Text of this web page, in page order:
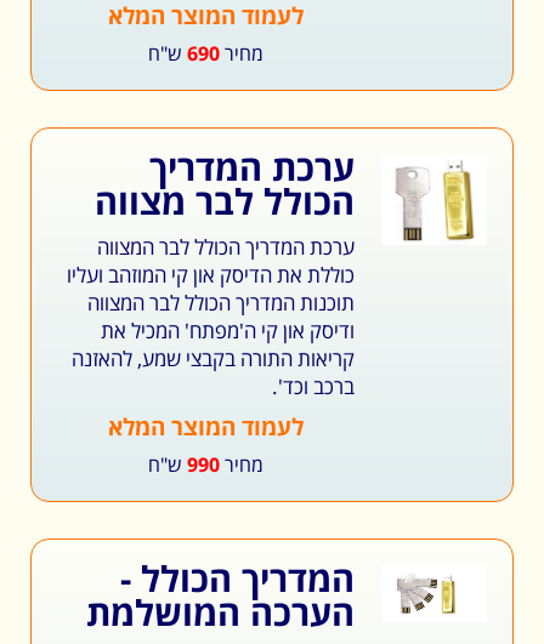
לעמוד המוצר המלא
מחיר690 ש"ח
ערכת המדריך
הכולל לבר מצווה
ערכת המדריך הכולל לבר המצווה
כוללת את הדיסק און קי המוזהב ועליו
תוכנות המדריך הכולל לבר המצווה
ודיסק און קי ה'מפתח' המכיל את
קריאות התורה בקבצי שמע, להאזנה
ברכב וכד'.
לעמוד המוצר המלא
מחיר990 ש"ח
המדריך הכולל -
הערכה המושלמת